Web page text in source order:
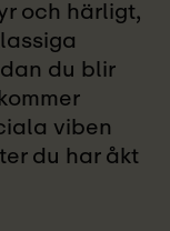
och härligt,
du blir
viben
du har åkt